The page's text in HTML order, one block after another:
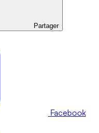
Partager
Facebook